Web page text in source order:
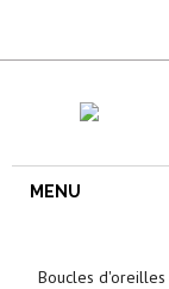
MENU
Boucles d'oreilles